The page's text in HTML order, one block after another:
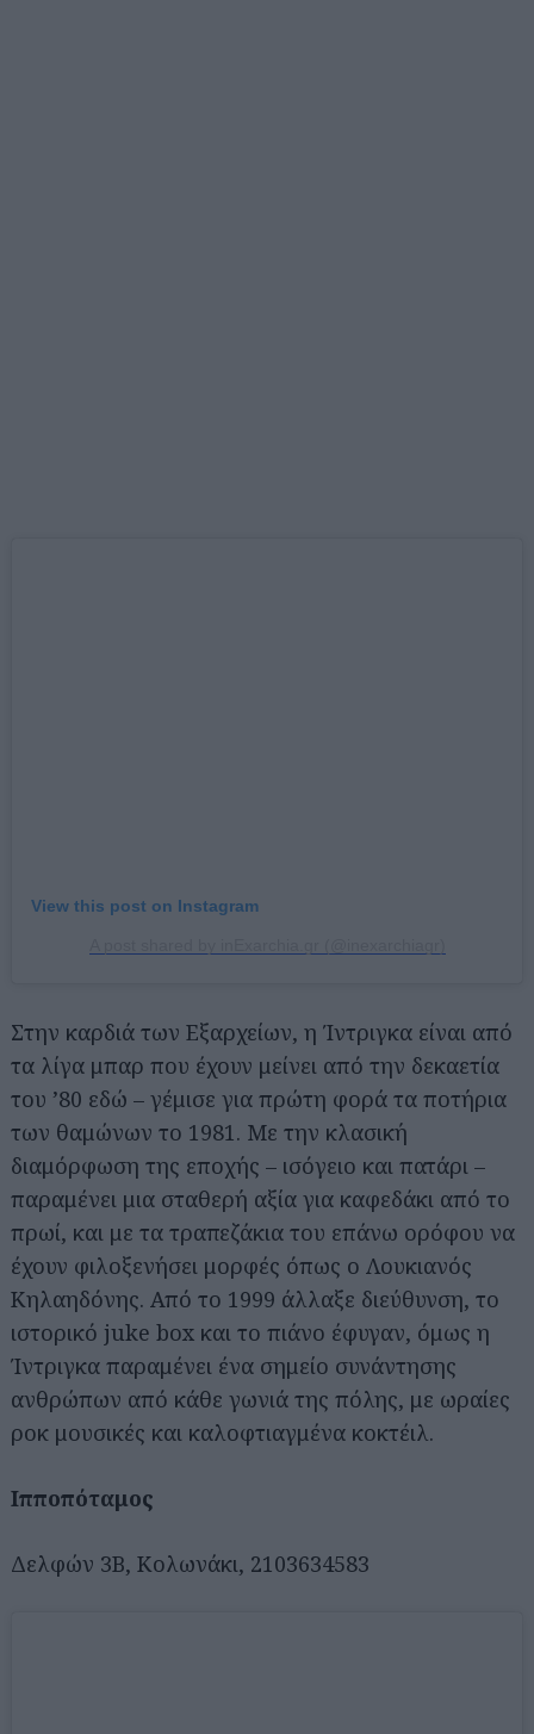
View this post on Instagram
Στην καρδιά των Εξαρχείων, η Ίντριγκα είναι από
τα λίγα μπαρ που έχουν μείνει από την δεκαετία
του ’80 εδώ – γέμισε για πρώτη φορά τα ποτήρια
των θαμώνων το 1981. Με την κλασική
διαμόρφωση της εποχής – ισόγειο και πατάρι –
παραμένει μια σταθερή αξία για καφεδάκι από το
πρωί, και με τα τραπεζάκια του επάνω ορόφου να
έχουν φιλοξενήσει μορφές όπως ο Λουκιανός
Κηλαηδόνης. Από το 1999 άλλαξε διεύθυνση, το
ιστορικό juke box και το πιάνο έφυγαν, όμως η
Ίντριγκα παραμένει ένα σημείο συνάντησης
ανθρώπων από κάθε γωνιά της πόλης, με ωραίες
ροκ μουσικές και καλοφτιαγμένα κοκτέιλ.
Ιπποπόταμος
Δελφών 3Β, Κολωνάκι, 2103634583